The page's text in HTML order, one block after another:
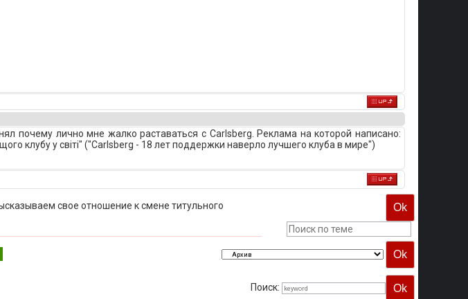
почему лично мне жалко раставаться с Carlsberg. Реклама на которой написано:
клубу у світі" ("Carlsberg - 18 лет поддержки наверло лучшего клуба в мире")
свое отношение к смене титульного
Поиск: